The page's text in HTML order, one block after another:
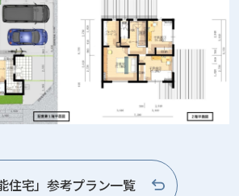
住宅」参考プラン一覧